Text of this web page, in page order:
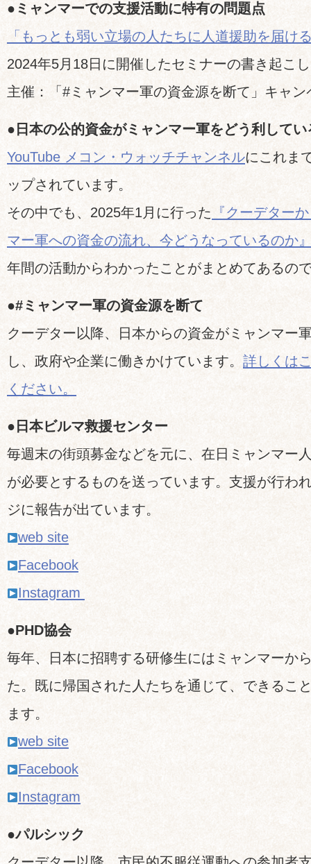
●ミャンマーでの支援活動に特有の問題点
「もっとも弱い立場の人たちに人道援助を届け
2024年5月18日に開催したセミナーの書き起こ
主催：「#ミャンマー軍の資金源を断て」キャン
●日本の公的資金がミャンマー軍をどう利してい
YouTube メコン・ウォッチチャンネルにこれま
ップされています。
その中でも、2025年1月に行った 『クーデター
マー軍への資金の流れ、今どうなっているのか
年間の活動からわかったことがまとめてあるの
●#ミャンマー軍の資金源を断て
クーデター以降、日本からの資金がミャンマー
し、政府や企業に働きかけています。 詳しくは
ください。
●日本ビルマ救援センター
毎週末の街頭募金などを元に、在日ミャンマー
が必要とするものを送っています。支援が行わ
ジに報告が出ています。
web site
Facebook
Instagram
●PHD協会
毎年、日本に招聘する研修生にはミャンマーか
た。既に帰国された人たちを通じて、できるこ
ます。
web site
Facebook
Instagram
●パルシック